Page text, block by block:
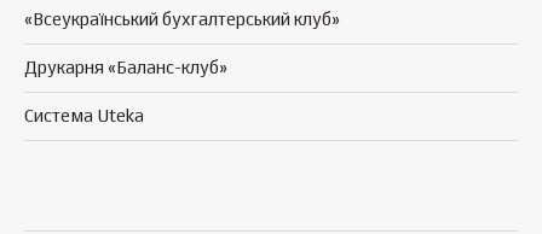
«Всеукраїнський бухгалтерський клуб»
Друкарня «Баланс-клуб»
Система Uteka